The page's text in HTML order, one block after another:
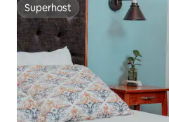
Superhost
Superhost